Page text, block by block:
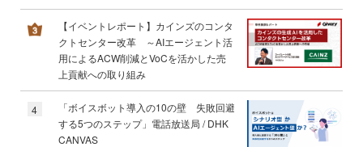
【イベントレポート】カインズのコンタ
クトセンター改革 ～AIエージェント活
用によるACW削減とVoCを活かした売
上貢献への取り組み
4
「ボイスボット導入の10の壁 失敗回避
する5つのステップ」電話放送局 / DHK
CANVAS